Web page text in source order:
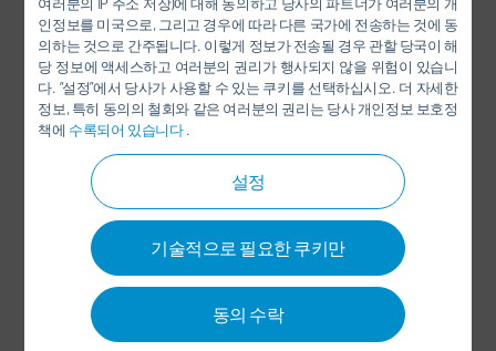
인정보를 미국으로, 그리고 경우에 따라 다른 국가에 전송하는 것에 동
의하는 것으로 간주됩니다. 이렇게 정보가 전송될 경우 관할 당국이 해
당 정보에 액세스하고 여러분의 권리가 행사되지 않을 위험이 있습니
다. “설정”에서 당사가 사용할 수 있는 쿠키를 선택하십시오. 더 자세한
정보, 특히 동의의 철회와 같은 여러분의 권리는 당사 개인정보 보호정
책에 수록되어 있습니다.
설정
기술적으로 필요한 쿠키만
동의 수락
YOUTUBE
LINKEDIN
INSTAGRAM
SOCIAL MEDIA
뉴스 레터
CONTACT / LOCATIONS